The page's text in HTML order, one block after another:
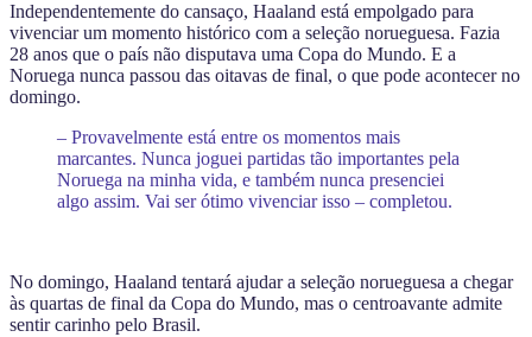
Independentemente do cansaço, Haaland está empolgado para
vivenciar um momento histórico com a seleção norueguesa. Fazia
28 anos que o país não disputava uma Copa do Mundo. E a
Noruega nunca passou das oitavas de final, o que pode acontecer no
domingo.
– Provavelmente está entre os momentos mais
marcantes. Nunca joguei partidas tão importantes pela
Noruega na minha vida, e também nunca presenciei
algo assim. Vai ser ótimo vivenciar isso – completou.
No domingo, Haaland tentará ajudar a seleção norueguesa a chegar
às quartas de final da Copa do Mundo, mas o centroavante admite
sentir carinho pelo Brasil.